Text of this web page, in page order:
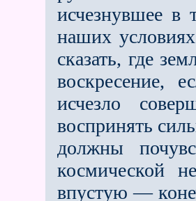
исчезнувшее в
наших
сказать, где
воскресение,
исчезло
воспринять
должны
космической
впустую —